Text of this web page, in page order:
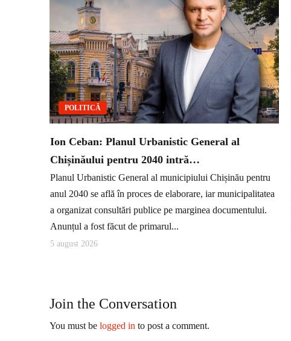
POLITICĂ
Ion Ceban: Planul Urbanistic General al
Chișinăului pentru 2040 intră…
Planul Urbanistic General al municipiului Chișinău pentru
anul 2040 se află în proces de elaborare, iar municipalitatea
a organizat consultări publice pe marginea documentului.
Anunțul a fost făcut de primarul...
5 august 2026
Join the Conversation
You must be logged in to post a comment.